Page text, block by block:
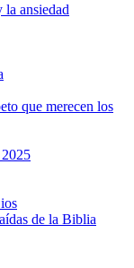
la ansiedad
que merecen los
de la Biblia